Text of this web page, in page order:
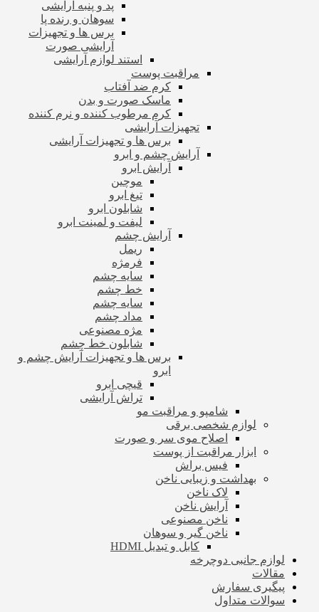
پد و پنبه آرایشی
سوهان و رنده پا
برس ها و تجهیزات
آرایشی صورت
استند لوازم آرایشی
مراقبت پوست
کرم ضد آفتاب
ماسک صورت و بدن
کرم مرطوب کننده و نرم کننده
تجهیزات آرایشی
برس ها و تجهیزات آرایشی
آرایش چشم و ابرو
آرایش ابرو
موچین
تیغ ابرو
شابلون ابرو
لیفت و لمینت ابرو
آرایش چشم
ریمل
فرمژه
سایه چشم
خط چشم
سایه چشم
مداد چشم
مژه مصنوعی
شابلون خط چشم
برس ها و تجهیزات آرایش چشم و
ابرو
قیچی ابرو
تراش آرایشی
شامپو و مراقبت مو
لوازم شخصی برقی
اصلاح موی سر و صورت
ابزار مراقبت از پوست
فیس براش
بهداشت و زیبایی ناخن
لاک ناخن
آرایش ناخن
ناخن مصنوعی
ناخن گیر و سوهان
کابل و تبدیل HDMI
لوازم جانبی دوچرخه
مقالات
پیگیری سفارش
سوالات متداول